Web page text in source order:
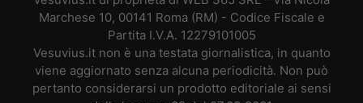
Marchese 10, 00141 Roma (RM) - Codice Fiscale e
Partita I.V.A. 12279101005
Vesuvius.it non è una testata giornalistica, in quanto
viene aggiornato senza alcuna periodicità. Non può
pertanto considerarsi un prodotto editoriale ai sensi